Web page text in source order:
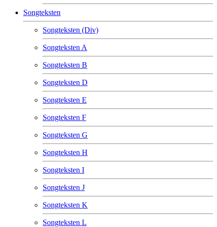
Songteksten
Songteksten (Div)
Songteksten A
Songteksten B
Songteksten D
Songteksten E
Songteksten F
Songteksten G
Songteksten H
Songteksten I
Songteksten J
Songteksten K
Songteksten L